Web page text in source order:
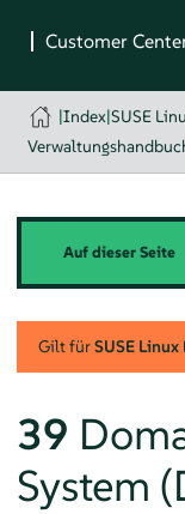
|Index|SUSE
Auf dieser Seite
Gilt fürSUSE Linux
39
System